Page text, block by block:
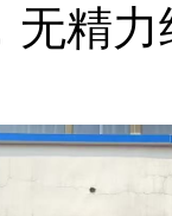
无精